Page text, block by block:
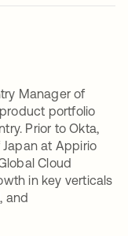
Manager of
portfolio
Prior to Okta,
at Appirio
Cloud
in key verticals
and